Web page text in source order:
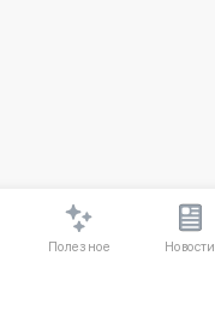
Полезное Новости